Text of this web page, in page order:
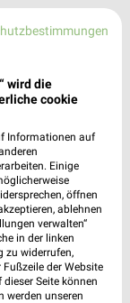
für die
wird die
cookie
Informationen auf
Einige
öffnen
ablehnen
verwalten“
in der linken
zu widerrufen,
der Website
dieser Seite können
werden unseren